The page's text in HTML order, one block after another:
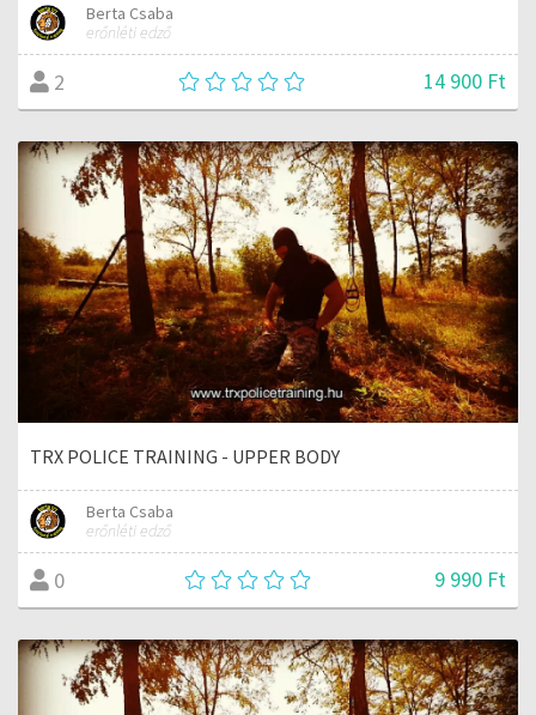
Berta Csaba
erőnléti edző
2 14 900 Ft
TRX POLICE TRAINING - UPPER BODY
Berta Csaba
erőnléti edző
0 9 990 Ft